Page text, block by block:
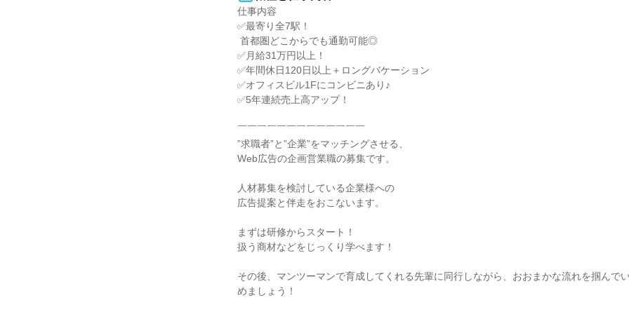
仕事内容
✅最寄り全7駅！
✅月給31万円以上！
✅年間休日120日以上＋ロングバケーション
✅オフィスビル1Fにコンビニあり♪
✅5年連続売上高アップ！
￣￣￣￣￣￣￣￣￣￣￣￣￣
”求職者”と”企業”をマッチングさせる、
Web広告の企画営業職の募集です。
人材募集を検討している企業様への
広告提案と伴走をおこないます。
まずは研修からスタート！
扱う商材などをじっくり学べます！
その後、マンツーマンで育成してくれる先輩に同行しながら、おおまかな流れを掴んで
めましょう！